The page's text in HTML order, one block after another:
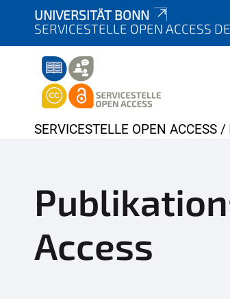
UNIVERSITÄT BONN
SERVICESTELLE OPEN ACCESS DE
Y
r
e
h
e
SERVICESTELLE OPEN ACCESS
Access